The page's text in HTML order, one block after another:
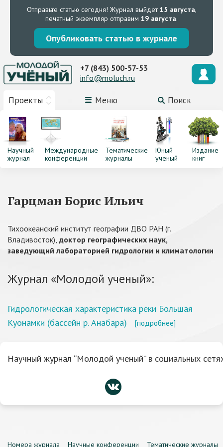
Отправьте статью сегодня! Журнал выйдет15 августа,
печатный экземпляр отправим 19 августа.
Опубликовать статью в журнале
Проекты Меню Поиск
+7 (843) 500-57-53
info@moluch.ru
Научный
журнал
Международные
конференции
Тематические
журналы
Юный
ученый
Издание
книг
Гарцман Борис Ильич
Тихоокеанский институт географии ДВО РАН (г.
Владивосток), доктор географических наук,
заведующий лабораторией гидрологии и климатологии
Журнал «Молодой ученый»:
Гидрологическая характеристика реки Большая
Куонамки (бассейн р. Анабара)
[подробнее]
Научный журнал “Молодой ученый” в социальных
Номера журнала Научные конференции Тематические журналы